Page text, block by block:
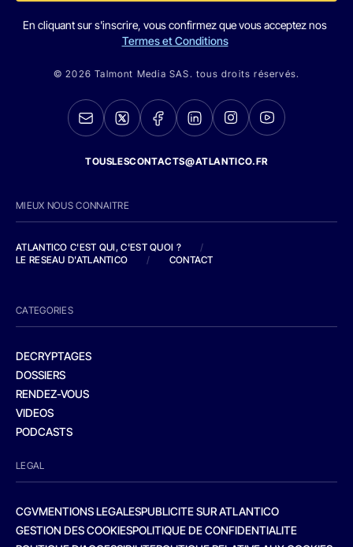
En cliquant sur s'inscrire, vous confirmez que vous acceptez nos
Termes et Conditions
© 2026 Talmont Media SAS. tous droits réservés.
TOUSLESCONTACTS@ATLANTICO.FR
MIEUX NOUS CONNAITRE
ATLANTICO C'EST QUI, C'EST QUOI ?
/
LE RESEAU D'ATLANTICO
/ CONTACT
CATEGORIES
DECRYPTAGES
DOSSIERS
RENDEZ-VOUS
VIDEOS
PODCASTS
LEGAL
CGVMENTIONS LEGALESPUBLICITE SUR ATLANTICO
GESTION DES COOKIESPOLITIQUE DE CONFIDENTIALITE